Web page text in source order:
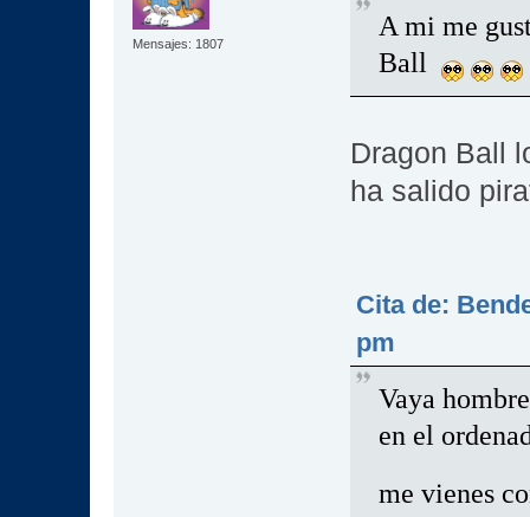
Mensajes: 1807
A mi me
Ball
Dragon Ball
ha salido
Cita de:
pm
Vaya
en el
me vienes